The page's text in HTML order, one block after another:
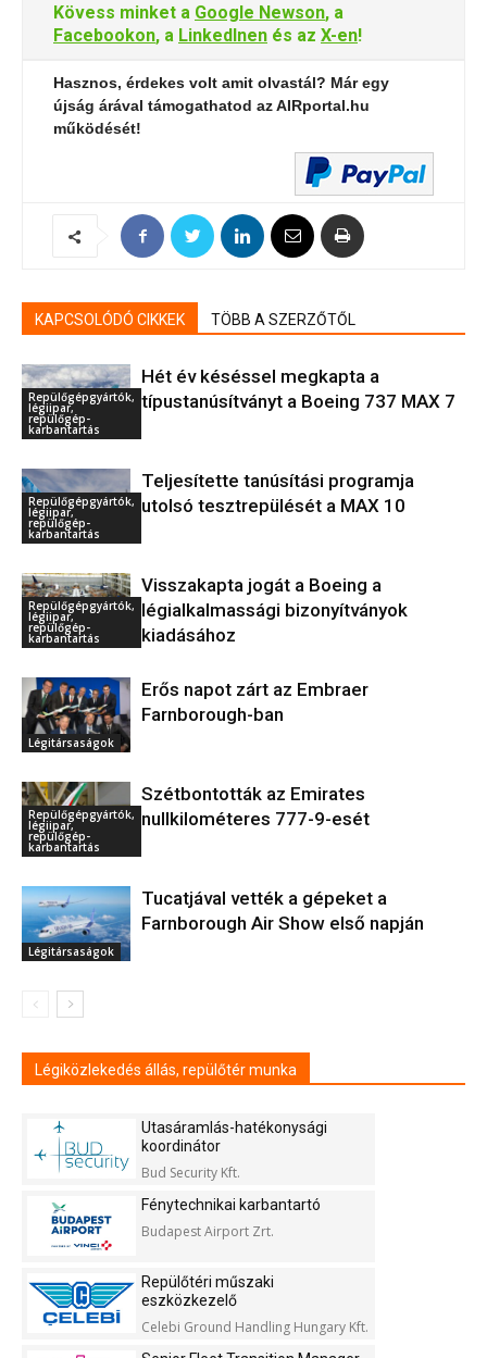
Kövess minket a Google Newson, a
Facebookon, a LinkedInen és az X-en!
Hasznos, érdekes volt amit olvastál? Már egy
újság árával támogathatod az AIRportal.hu
működését!
KAPCSOLÓDÓ CIKKEK TÖBB A SZERZŐTŐL
Repülőgépgyártók,
légiipar,
repülőgép-
karbantartás
Hét év késéssel megkapta a
típustanúsítványt a Boeing 737 MAX 7
Repülőgépgyártók,
légiipar,
repülőgép-
karbantartás
Teljesítette tanúsítási programja
utolsó tesztrepülését a MAX 10
Repülőgépgyártók,
légiipar,
repülőgép-
karbantartás
Visszakapta jogát a Boeing a
légialkalmassági bizonyítványok
kiadásához
Légitársaságok
Erős napot zárt az Embraer
Farnborough-ban
Repülőgépgyártók,
légiipar,
repülőgép-
karbantartás
Szétbontották az Emirates
nullkilométeres 777-9-esét
Légitársaságok
Tucatjával vették a gépeket a
Farnborough Air Show első napján
Légiközlekedés állás, repülőtér munka
Utasáramlás-hatékonysági
koordinátor
Bud Security Kft.
Fénytechnikai karbantartó
Budapest Airport Zrt.
Repülőtéri műszaki
eszközkezelő
Celebi Ground Handling Hungary Kft.